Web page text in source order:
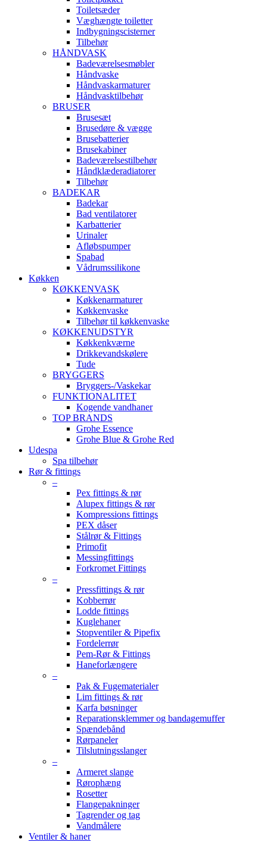
Toiletsæder
Væghængte toiletter
Indbygningscisterner
Tilbehør
HÅNDVASK
Badeværelsesmøbler
Håndvaske
Håndvaskarmaturer
Håndvasktilbehør
BRUSER
Brusesæt
Brusedøre & vægge
Brusebatterier
Brusekabiner
Badeværelsestilbehør
Håndklæderadiatorer
Tilbehør
BADEKAR
Badekar
Bad ventilatorer
Karbatterier
Urinaler
Afløbspumper
Spabad
Vådrumssilikone
Køkken
KØKKENVASK
Køkkenarmaturer
Køkkenvaske
Tilbehør til køkkenvaske
KØKKENUDSTYR
Køkkenkværne
Drikkevandskølere
Tude
BRYGGERS
Bryggers-/Vaskekar
FUNKTIONALITET
Kogende vandhaner
TOP BRANDS
Grohe Essence
Grohe Blue & Grohe Red
Udespa
Spa tilbehør
Rør & fittings
–
Pex fittings & rør
Alupex fittings & rør
Kompressions fittings
PEX dåser
Stålrør & Fittings
Primofit
Messingfittings
Forkromet Fittings
–
Pressfittings & rør
Kobberrør
Lodde fittings
Kuglehaner
Stopventiler & Pipefix
Fordelerrør
Pem-Rør & Fittings
Haneforlængere
–
Pak & Fugematerialer
Lim fittings & rør
Karfa bøsninger
Reparationsklemmer og bandagemuffer
Spændebånd
Rørpaneler
Tilslutningsslanger
–
Armeret slange
Rørophæng
Rosetter
Flangepakninger
Tagrender og tag
Vandmålere
Ventiler & haner